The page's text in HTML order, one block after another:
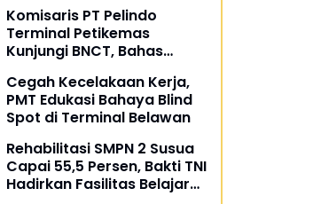
Tengah
Komisaris PT Pelindo
Terminal Petikemas
Kunjungi BNCT, Bahas
Pengembangan Terminal
Cegah Kecelakaan Kerja,
PMT Edukasi Bahaya Blind
Spot di Terminal Belawan
Rehabilitasi SMPN 2 Susua
Capai 55,5 Persen, Bakti TNI
Hadirkan Fasilitas Belajar